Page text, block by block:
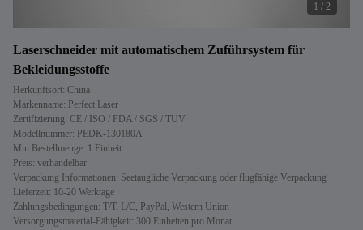
1 / 2
Laserschneider mit automatischem Zuführsystem für
Bekleidungsstoffe
Herkunftsort: China
Markenname: Perfect Laser
Zertifizierung: CE / ISO / FDA / SGS / TUV
Modellnummer: PEDK-130180A
Min Bestellmenge: 1 Einheit
Preis: verhandelbar
Verpackung Informationen: Seetaugliche Verpackung oder flugfähige Verpackung
Lieferzeit: 10-20 Werktage
Zahlungsbedingungen: T/T, L/C, PayPal, Western Union
Versorgungsmaterial-Fähigkeit: 300 Einheiten pro Monat